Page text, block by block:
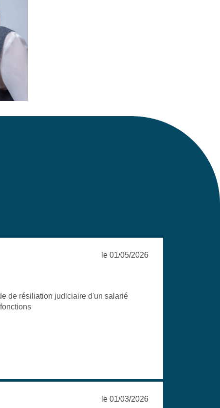
le 01/05/2026
de résiliation judiciaire d'un salarié
le 01/03/2026